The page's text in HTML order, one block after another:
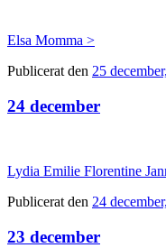
Elsa Momma >
Publicerat den 25
24 december
Lydia Emilie Florentine
Publicerat den 24
23 december